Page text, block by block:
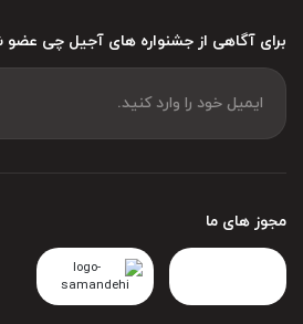
برای آگاهی از جشنواره های آجیل چی عضو
مجوز های ما